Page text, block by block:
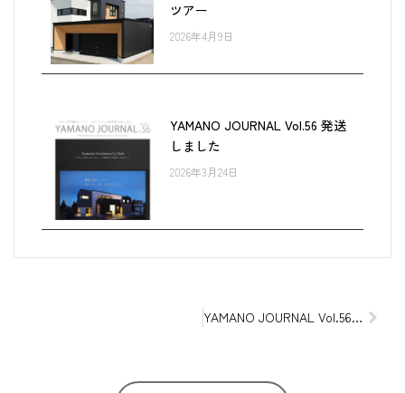
ツアー
2026年4月9日
YAMANO JOURNAL Vol.56 発送
しました
2026年3月24日
YAMANO JOURNAL Vol.56 発送しました